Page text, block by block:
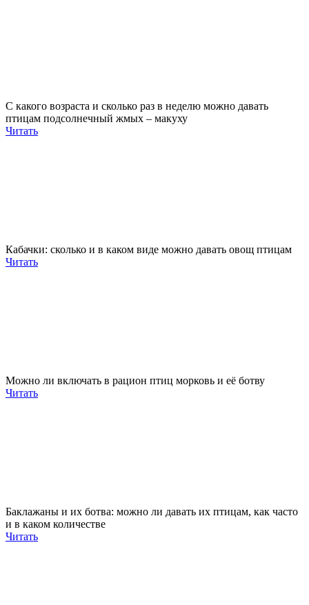
С какого возраста и сколько раз в неделю можно давать
птицам подсолнечный жмых – макуху
Читать
Кабачки: сколько и в каком виде можно давать овощ птицам
Читать
Можно ли включать в рацион птиц морковь и её ботву
Читать
Баклажаны и их ботва: можно ли давать их птицам, как часто
и в каком количестве
Читать